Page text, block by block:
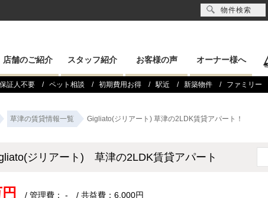
店舗のご紹介 スタッフ紹介 お客様の声 オーナー様へ
保証人不要 ペット相談 初期費用お得 駅近 新築物件 ファミリー
草津の賃貸情報一覧 Gigliato(ジリアート) 草津の2LDK賃貸アパート！
ジリアート) 草津の2LDK賃貸アパート
/ 管理費： - / 共益費：6,000円
物件検索